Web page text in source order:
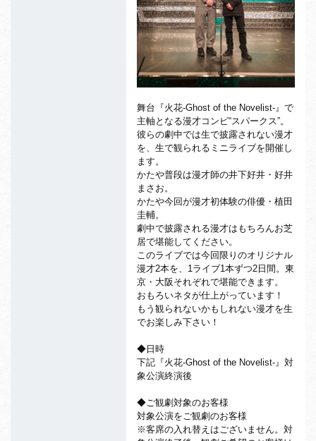
舞台『火花-Ghost of the Novelist-』で
主軸となる漫才コンビ“スパークス”。
彼らの劇中では生で披露されない漫才
を、生で観られるミニライブを開催し
ます。
かたや普段は漫才師の井下好井・好井
まさお。
かたや今回が漫才初体験の俳優・植田
圭輔。
劇中で披露される漫才はもちろんお芝
居で堪能してください。
このライブでは今回限りのオリジナル
漫才2本を、1ライブ1本ずつ2日間。東
京・大阪それぞれで堪能できます。
おもろいネタが仕上がっています！
もう観られないかもしれない漫才を生
でお楽しみ下さい！
◆日時
下記『火花-Ghost of the Novelist-』対
象公演終演後
◆ご観劇対象のお客様
対象公演をご観劇のお客様
※客席の入れ替えはございません。対